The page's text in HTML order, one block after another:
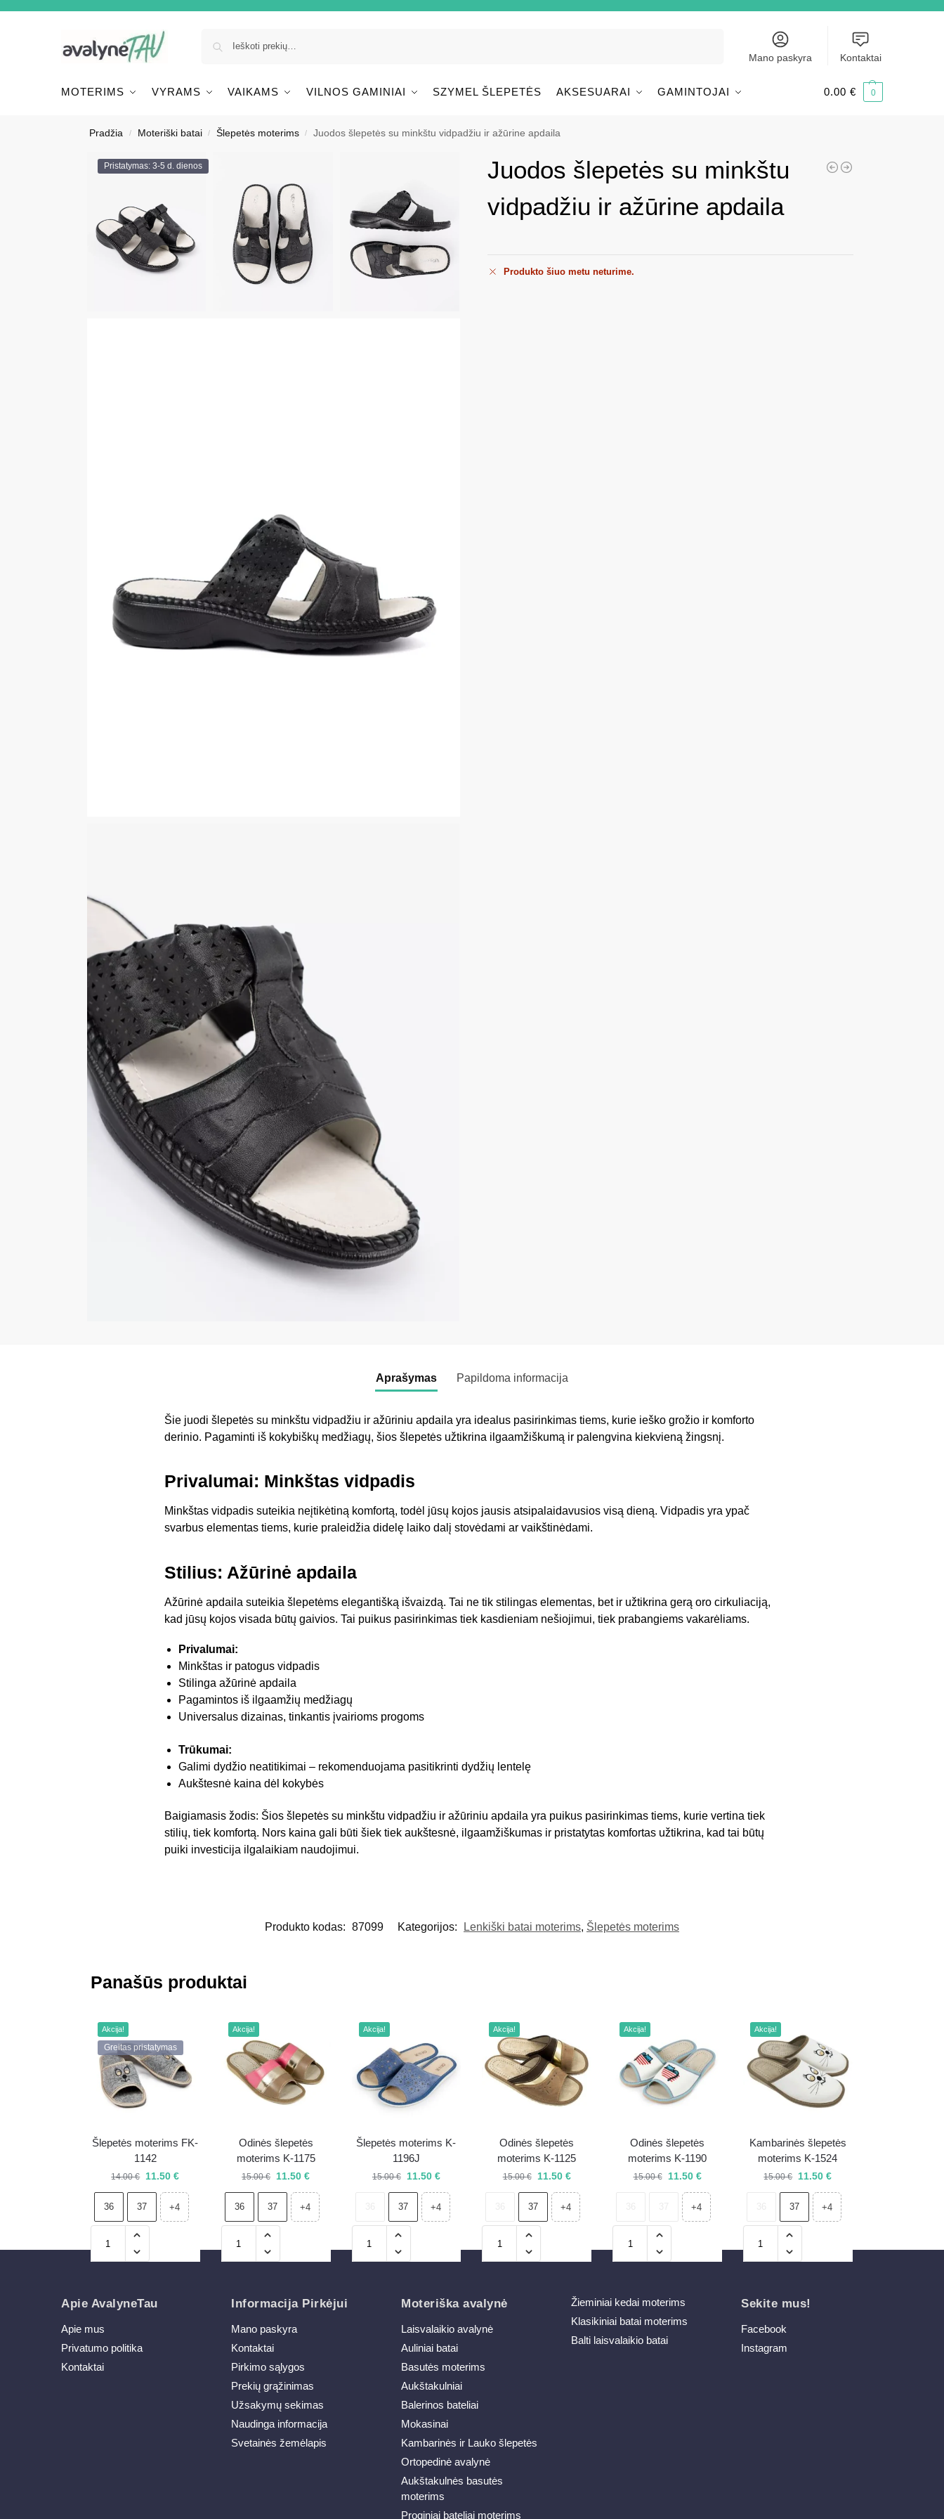
Mano paskyra Kontaktai
MOTERIMS VYRAMS VAIKAMS VILNOS GAMINIAI SZYMEL ŠLEPETĖS AKSESUARAI GAMINTOJAI 0.00 € 0
Pradžia / Moteriški batai / Šlepetės moterims / Juodos šlepetės su minkštu vidpadžiu ir ažūrine apdaila
Pristatymas: 3-5 d. dienos
Juodos šlepetės su minkštu
vidpadžiu ir ažūrine apdaila
Produkto šiuo metu neturime.
Aprašymas Papildoma informacija
Šie juodi šlepetės su minkštu vidpadžiu ir ažūriniu apdaila yra idealus pasirinkimas tiems, kurie ieško grožio ir komforto
derinio. Pagaminti iš kokybiškų medžiagų, šios šlepetės užtikrina ilgaamžiškumą ir palengvina kiekvieną žingsnį.
Privalumai: Minkštas vidpadis
Minkštas vidpadis suteikia neįtikėtiną komfortą, todėl jūsų kojos jausis atsipalaidavusios visą dieną. Vidpadis yra ypač
svarbus elementas tiems, kurie praleidžia didelę laiko dalį stovėdami ar vaikštinėdami.
Stilius: Ažūrinė apdaila
Ažūrinė apdaila suteikia šlepetėms elegantišką išvaizdą. Tai ne tik stilingas elementas, bet ir užtikrina gerą oro cirkuliaciją,
kad jūsų kojos visada būtų gaivios. Tai puikus pasirinkimas tiek kasdieniam nešiojimui, tiek prabangiems vakarėliams.
Privalumai:
Minkštas ir patogus vidpadis
Stilinga ažūrinė apdaila
Pagamintos iš ilgaamžių medžiagų
Universalus dizainas, tinkantis įvairioms progoms
Trūkumai:
Galimi dydžio neatitikimai – rekomenduojama pasitikrinti dydžių lentelę
Aukštesnė kaina dėl kokybės
Baigiamasis žodis: Šios šlepetės su minkštu vidpadžiu ir ažūriniu apdaila yra puikus pasirinkimas tiems, kurie vertina tiek
stilių, tiek komfortą. Nors kaina gali būti šiek tiek aukštesnė, ilgaamžiškumas ir pristatytas komfortas užtikrina, kad tai būtų
puiki investicija ilgalaikiam naudojimui.
Produkto kodas: 87099 Kategorijos: Lenkiški batai moterims, Šlepetės moterims
Panašūs produktai
Akcija!
Greitas pristatymas
Šlepetės moterims FK-
1142
14.00€ 11.50€
36 37 +4
Akcija!
Odinės šlepetės
moterims K-1175
15.00€ 11.50€
36 37 +4
Akcija!
Šlepetės moterims K-
1196J
15.00€ 11.50 €
37 +4
Akcija!
Odinės šlepetės
moterims K-1125
15.00€ 11.50 €
37 +4
Akcija!
Odinės šlepetės
moterims K-1190
15.00€ 11.50 €
+4
Akcija!
Kambarinės šlepetės
moterims K-1524
15.00€ 11.50€
37 +4
Apie AvalyneTau
Apie mus
Privatumo politika
Kontaktai
Informacija Pirkėjui
Mano paskyra
Kontaktai
Pirkimo sąlygos
Prekių grąžinimas
Užsakymų sekimas
Naudinga informacija
Svetainės žemėlapis
Moteriška avalynė
Laisvalaikio avalynė
Auliniai batai
Basutės moterims
Aukštakulniai
Balerinos bateliai
Mokasinai
Kambarinės ir Lauko šlepetės
Ortopedinė avalynė
Aukštakulnės basutės
moterims
Proginiai bateliai moterims
Žieminiai kedai moterims
Klasikiniai batai moterims
Balti laisvalaikio batai
Sekite mus!
Facebook
Instagram